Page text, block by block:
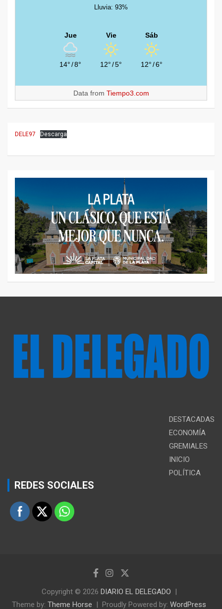
Lluvia: 93%
Jue
14°/8°
Vie
12°/5°
Sáb
12°/6°
Data from Tiempo3.com
DELE97 Descarga
DESTACADAS
ECONOMÍA
GREMIALES
INICIO
POLÍTICA
REDES SOCIALES
Copyright © 2026 DIARIO EL DELEGADO
Theme by: Theme Horse Proudly Powered by: WordPress